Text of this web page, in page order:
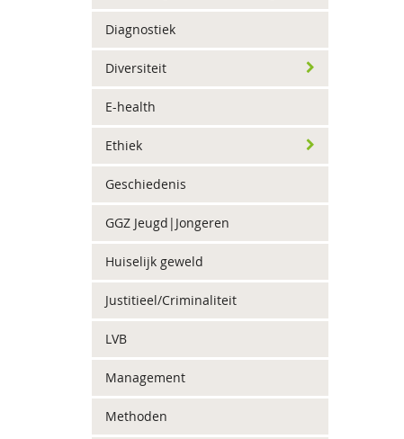
Diagnostiek
Diversiteit
E-health
Ethiek
Geschiedenis
GGZ Jeugd|Jongeren
Huiselijk geweld
Justitieel/Criminaliteit
LVB
Management
Methoden